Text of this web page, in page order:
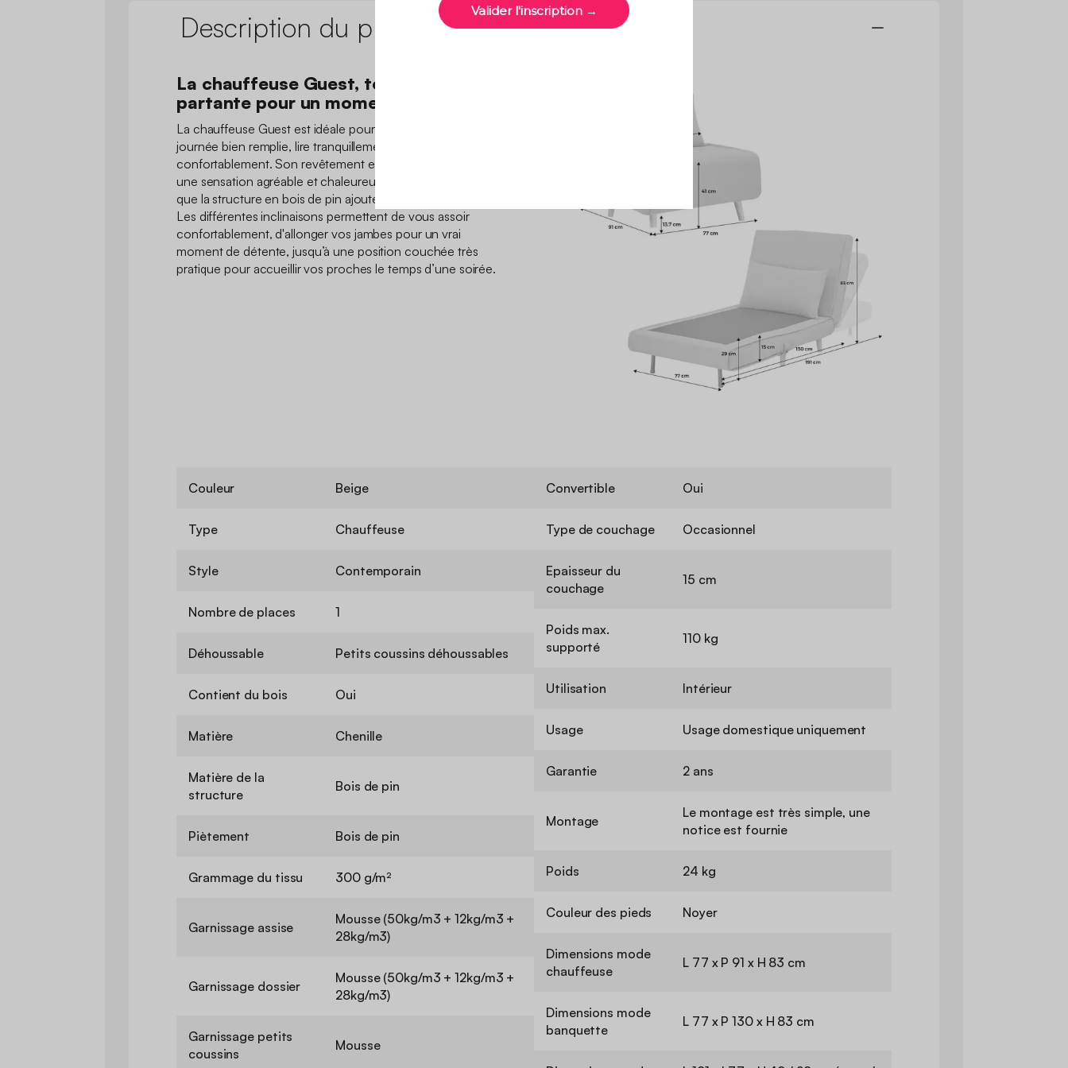
Description du produit
La chauffeuse Guest, toujours
partante pour un moment cosy
La chauffeuse Guest est idéale pour s’installer après une
journée bien remplie, lire tranquillement ou profiter d’un film
confortablement. Son revêtement en tissu chenille apporte
une sensation agréable et chaleureuse au quotidien, tandis
que la structure en bois de pin ajoute une touche naturelle.
Les différentes inclinaisons permettent de vous assoir
confortablement, d'allonger vos jambes pour un vrai
moment de détente, jusqu’à une position couchée très
pratique pour accueillir vos proches le temps d’une soirée.
Couleur Beige
Type Chauffeuse
Style Contemporain
Nombre de places 1
Déhoussable Petits coussins déhoussables
Contient du bois Oui
Matière Chenille
Matière de la
structure
Bois de pin
Piètement Bois de pin
Grammage du tissu 300 g/m²
Garnissage assise
Mousse (50kg/m3 + 12kg/m3 +
28kg/m3)
Garnissage dossier
Mousse (50kg/m3 + 12kg/m3 +
28kg/m3)
Garnissage petits
coussins
Mousse
Convertible Oui
Type de couchage Occasionnel
Epaisseur du
couchage
15 cm
Poids max.
supporté
110 kg
Utilisation Intérieur
Usage Usage domestique uniquement
Garantie 2 ans
Montage
Le montage est très simple, une
notice est fournie
Poids 24 kg
Couleur des pieds Noyer
Dimensions mode
chauffeuse
L 77 x P 91 x H 83 cm
Dimensions mode
banquette
L 77 x P 130 x H 83 cm